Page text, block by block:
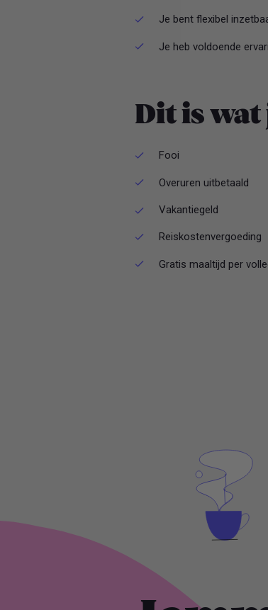
Je bent flexibel
Je heb voldoende
Dit is
Fooi
Overuren uitbetaald
Vakantiegeld
Reiskostenvergoeding
Gratis maaltijd per